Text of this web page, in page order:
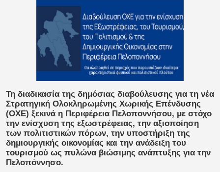
Τη διαδικασία της δημόσιας διαβούλευσης για τη νέα
Στρατηγική Ολοκληρωμένης Χωρικής Επένδυσης
(ΟΧΕ) ξεκινά η Περιφέρεια Πελοποννήσου, με στόχο
την ενίσχυση της εξωστρέφειας, την αξιοποίηση
των πολιτιστικών πόρων, την υποστήριξη της
δημιουργικής οικονομίας και την ανάδειξη του
τουρισμού ως πυλώνα βιώσιμης ανάπτυξης για την
Πελοπόννησο.